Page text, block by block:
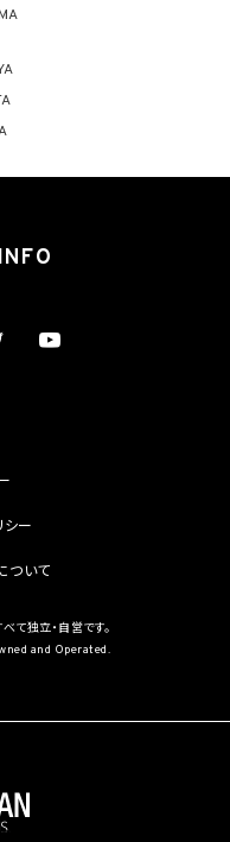
（当該個人データを取り扱う目的
するおそれがある方法により個人
）を取得しません。
慮個人情報を取得する目的の一
を不当に侵害するおそれがある
護委員会規則で定める者により
上明らかな要配慮個人情報を取得
あって、当該第三者による当該提
しては、個人情報保護委員会規則
る場合又は第8.1項各号のいずれ
切な監督を行います。また、当社
は、委託先において個人情報の安
シー
ついて
て独立・自営です。
and Operated.